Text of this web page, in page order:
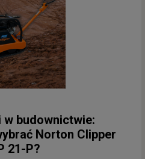
budownictwie:
Norton Clipper
21-P?